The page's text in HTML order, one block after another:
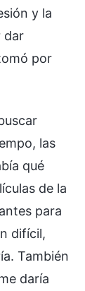
y la
dar
por
las
qué
de la
para
difícil,
También
daría